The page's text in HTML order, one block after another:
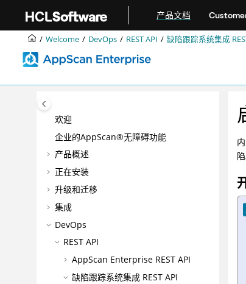
产品文档
Welcome DevOps REST API 缺陷跟踪系统集成
欢迎
企业的AppScan®无障碍功能
产品概述
正在安装
升级和迁移
集成
DevOps
REST API
AppScan Enterprise REST API
缺陷跟踪系统集成 REST API